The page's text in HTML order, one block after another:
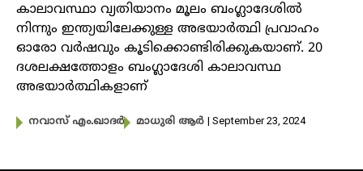
കാലാവസ്ഥാ വ്യതിയാനം മൂലം ബംഗ്ലാദേശിൽ
നിന്നും ഇന്ത്യയിലേക്കുള്ള അഭയാർത്ഥി പ്രവാഹം
ഓരോ വർഷവും കൂടിക്കൊണ്ടിരിക്കുകയാണ്. 20
ദശലക്ഷത്തോളം ബംഗ്ലാദേശി കാലാവസ്ഥ
അഭയാർത്ഥികളാണ്
നവാസ് എം.ഖാദർ മാധുരി ആർ | September 23, 2024